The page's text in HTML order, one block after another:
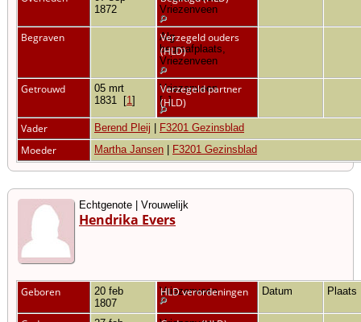
1872
Vriezenveen
Begraven
Alg.
begraafplaats,
Vriezenveen
Verzegeld ouders
(HLD)
Getrouwd
05 mrt
1831
[1 ]
Vriezenveen
[1]
Verzegeld partner
(HLD)
Vader
Berend Pleij F3201 Gezinsblad
Moeder Martha Jansen F3201 Gezinsblad
Echtgenote | Vrouwelijk
Hendrika Evers
Geboren
20 feb
1807
Vriezenveen
HLD verordeningen Datum Plaats